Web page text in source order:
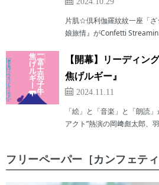
片肌☆倶利伽羅紋紋一座「
娘旅情』がConfetti
【開幕】リーディン
焦げルギー』
2024.11.11
「絵」と「音楽」と「朗読
アクト”熱演の岡﨑彪太郎、
フリーペーパー［カンフェティ